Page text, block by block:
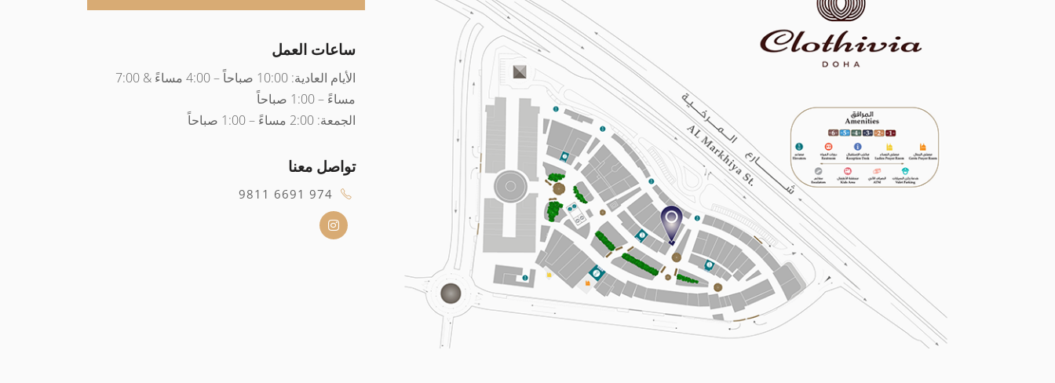
ساعات العمل
الأيام العادية: 10:00 صباحاً – 4:00 مساءً & 7:00
مساءً – 1:00 صباحاً
الجمعة: 2:00 مساءً – 1:00 صباحاً
تواصل معنا